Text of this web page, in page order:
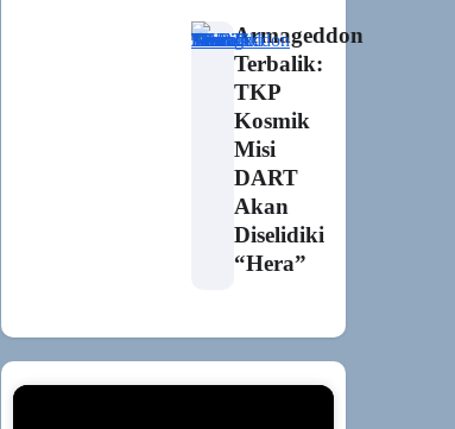
Armageddon
Terbalik:
TKP
Kosmik
Misi
DART
Akan
Diselidiki
“Hera”